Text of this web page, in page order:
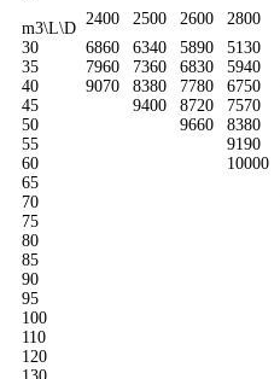
m3\L\D
2400 2500 2600 2800
30
6860 6340 5890 5130
35
7960 7360 6830 5940
40
9070 8380 7780 6750
45
9400 8720 7570
50
9660 8380
55
9190
60
10000
65
70
75
80
85
90
95
100
110
120